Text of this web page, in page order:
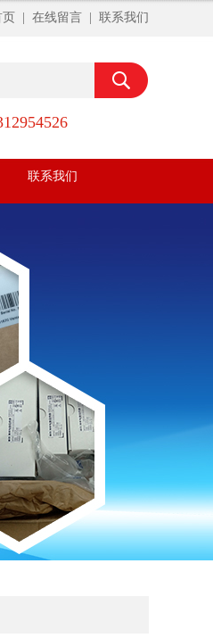
在线留言 联系我们
联系我们